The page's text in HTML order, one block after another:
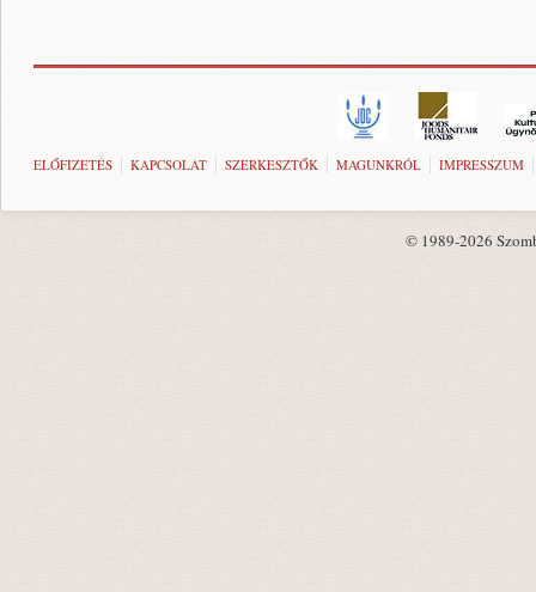
ELŐFIZETÉS KAPCSOLAT SZERKESZTŐK MAGUNKRÓL IMPRESSZUM
© 1989-2026